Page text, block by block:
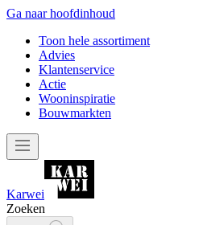
Ga naar hoofdinhoud
Toon hele assortiment
Advies
Klantenservice
Actie
Wooninspiratie
Bouwmarkten
Karwei
Zoeken